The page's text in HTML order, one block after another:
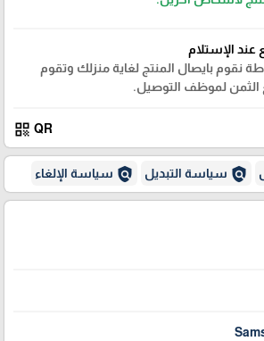
عند الإستلام
نقوم بايصال المنتج لغاية منزلك وتقوم
الثمن لموظف التوصيل.
QR
qr_code
policy سياسة التبديل policy سياسة الإلغاء